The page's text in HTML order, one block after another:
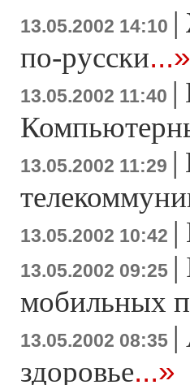
13.05.2002 14:10 |
по-русски...»
13.05.2002 11:40 |
13.05.2002 11:29 |
13.05.2002 10:42 |
13.05.2002 09:25 |
мобильных
13.05.2002 08:35 |
здоровье...»